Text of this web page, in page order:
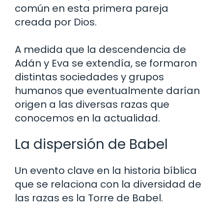
común en esta primera pareja
creada por Dios.
A medida que la descendencia de
Adán y Eva se extendía, se formaron
distintas sociedades y grupos
humanos que eventualmente darían
origen a las diversas razas que
conocemos en la actualidad.
La dispersión de Babel
Un evento clave en la historia bíblica
que se relaciona con la diversidad de
las razas es la Torre de Babel.